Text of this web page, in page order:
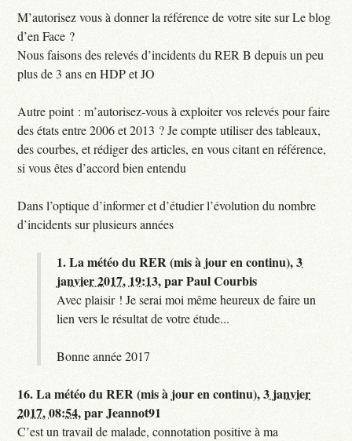
M’autorisez vous à donner la référence de votre site sur Le blog
d’en Face ?
Nous faisons des relevés d’incidents du RER B depuis un peu
plus de 3 ans en HDP et JO
Autre point : m’autorisez-vous à exploiter vos relevés pour faire
des états entre 2006 et 2013 ? Je compte utiliser des tableaux,
des courbes, et rédiger des articles, en vous citant en référence,
si vous êtes d’accord bien entendu
Dans l’optique d’informer et d’étudier l’évolution du nombre
d’incidents sur plusieurs années
1.La météo du RER (mis à jour en continu),3
janvier 2017, 19:13,parPaul Courbis
Avec plaisir ! Je serai moi même heureux de faire un
lien vers le résultat de votre étude...
Bonne année 2017
16.La météo du RER (mis à jour en continu),3 janvier
2017, 08:54,parJeannot91
C’est un travail de malade, connotation positive à ma